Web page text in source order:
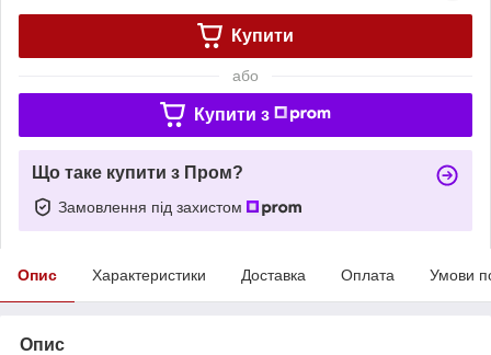
Купити
або
Купити з
Що таке купити з Пром?
Замовлення під захистом
Опис Характеристики Доставка Оплата Умови
Опис